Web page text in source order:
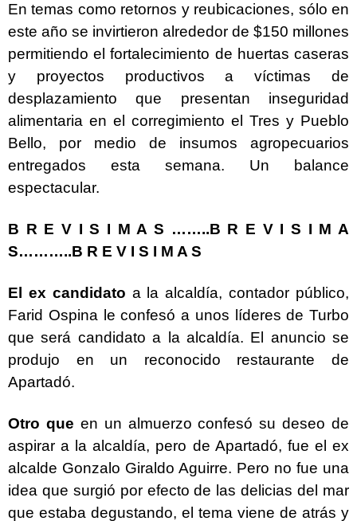
En temas como retornos y reubicaciones, sólo en
este año se invirtieron alrededor de $150 millones
permitiendo el fortalecimiento de huertas caseras
y proyectos productivos a víctimas de
desplazamiento que presentan inseguridad
alimentaria en el corregimiento el Tres y Pueblo
Bello, por medio de insumos agropecuarios
entregados esta semana. Un balance
espectacular.
B R E V I S I M A S ……..B R E V I S I M A
S………..B R E V I S I M A S
El ex candidato a la alcaldía, contador público,
Farid Ospina le confesó a unos líderes de Turbo
que será candidato a la alcaldía. El anuncio se
produjo en un reconocido restaurante de
Apartadó.
Otro que en un almuerzo confesó su deseo de
aspirar a la alcaldía, pero de Apartadó, fue el ex
alcalde Gonzalo Giraldo Aguirre. Pero no fue una
idea que surgió por efecto de las delicias del mar
que estaba degustando, el tema viene de atrás y